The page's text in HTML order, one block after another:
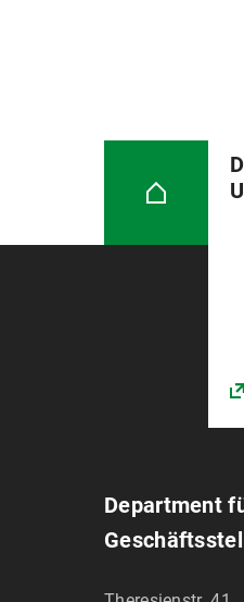
Department